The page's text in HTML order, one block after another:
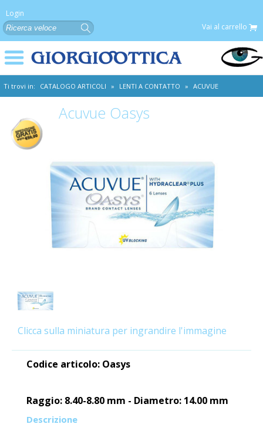
Login
Vai al carrello
Ti trovi in: CATALOGO ARTICOLI » LENTI A CONTATTO » ACUVUE
Acuvue Oasys
Clicca sulla miniatura per ingrandire l'immagine
Codice articolo: Oasys
Raggio: 8.40-8.80 mm - Diametro: 14.00 mm
Descrizione